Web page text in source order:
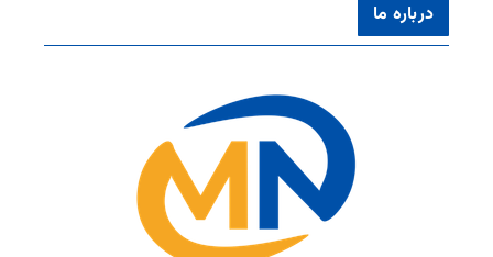
درباره ما